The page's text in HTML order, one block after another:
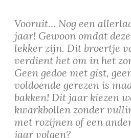
Vooruit… Nog een
jaar! Gewoon omdat
lekker zijn. Dit broertje
verdient het om in het
Geen gedoe met gist,
voldoende gerezen is
bakken! Dit jaar kiezen
kwarkbollen zonder
met rozijnen of een
jaar volgen?